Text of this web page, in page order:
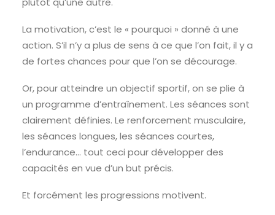
La motivation, c’est le « pourquoi » donné à une
action. S’il n’y a plus de sens à ce que l’on fait, il y a
de fortes chances pour que l’on se décourage.
Or, pour atteindre un objectif sportif, on se plie à
un programme d’entraînement. Les séances sont
clairement définies. Le renforcement musculaire,
les séances longues, les séances courtes,
l’endurance… tout ceci pour développer des
capacités en vue d’un but précis.
Et forcément les progressions motivent.